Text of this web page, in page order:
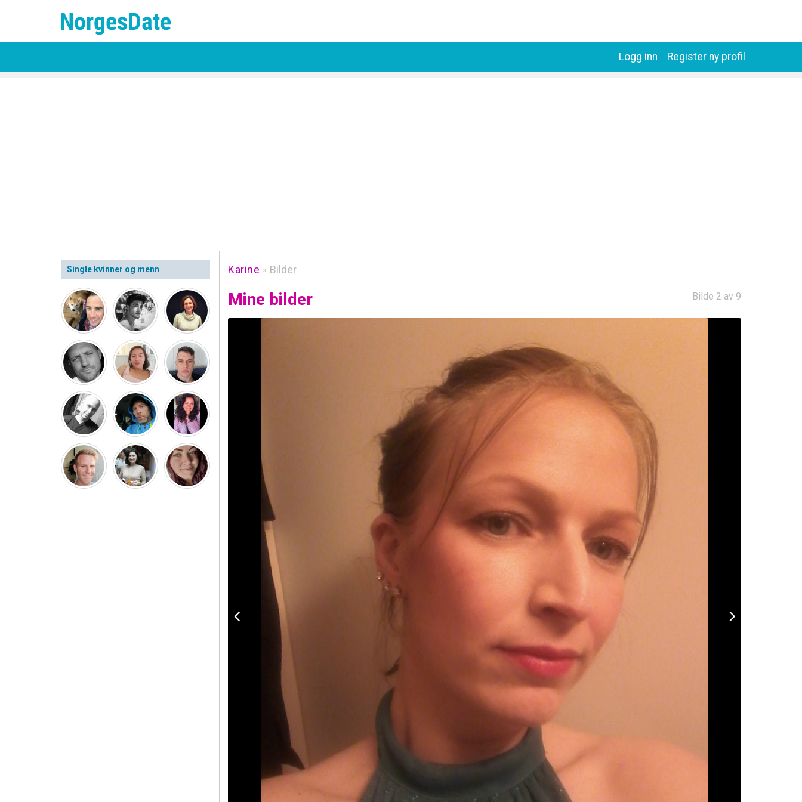
Register ny profil
Logg inn
Single kvinner og menn Karine » Bilder
Mine bilder Bilde 2 av 9